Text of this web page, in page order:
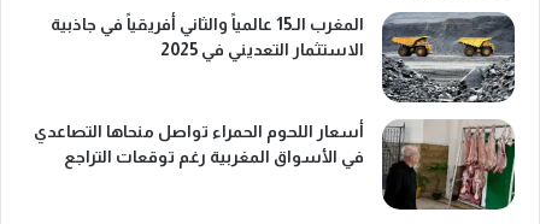
المغرب الـ15 عالمياً والثاني أفريقياً في جاذبية
الاستثمار التعديني في 2025
أسعار اللحوم الحمراء تواصل منحاها التصاعدي
في الأسواق المغربية رغم توقعات التراجع